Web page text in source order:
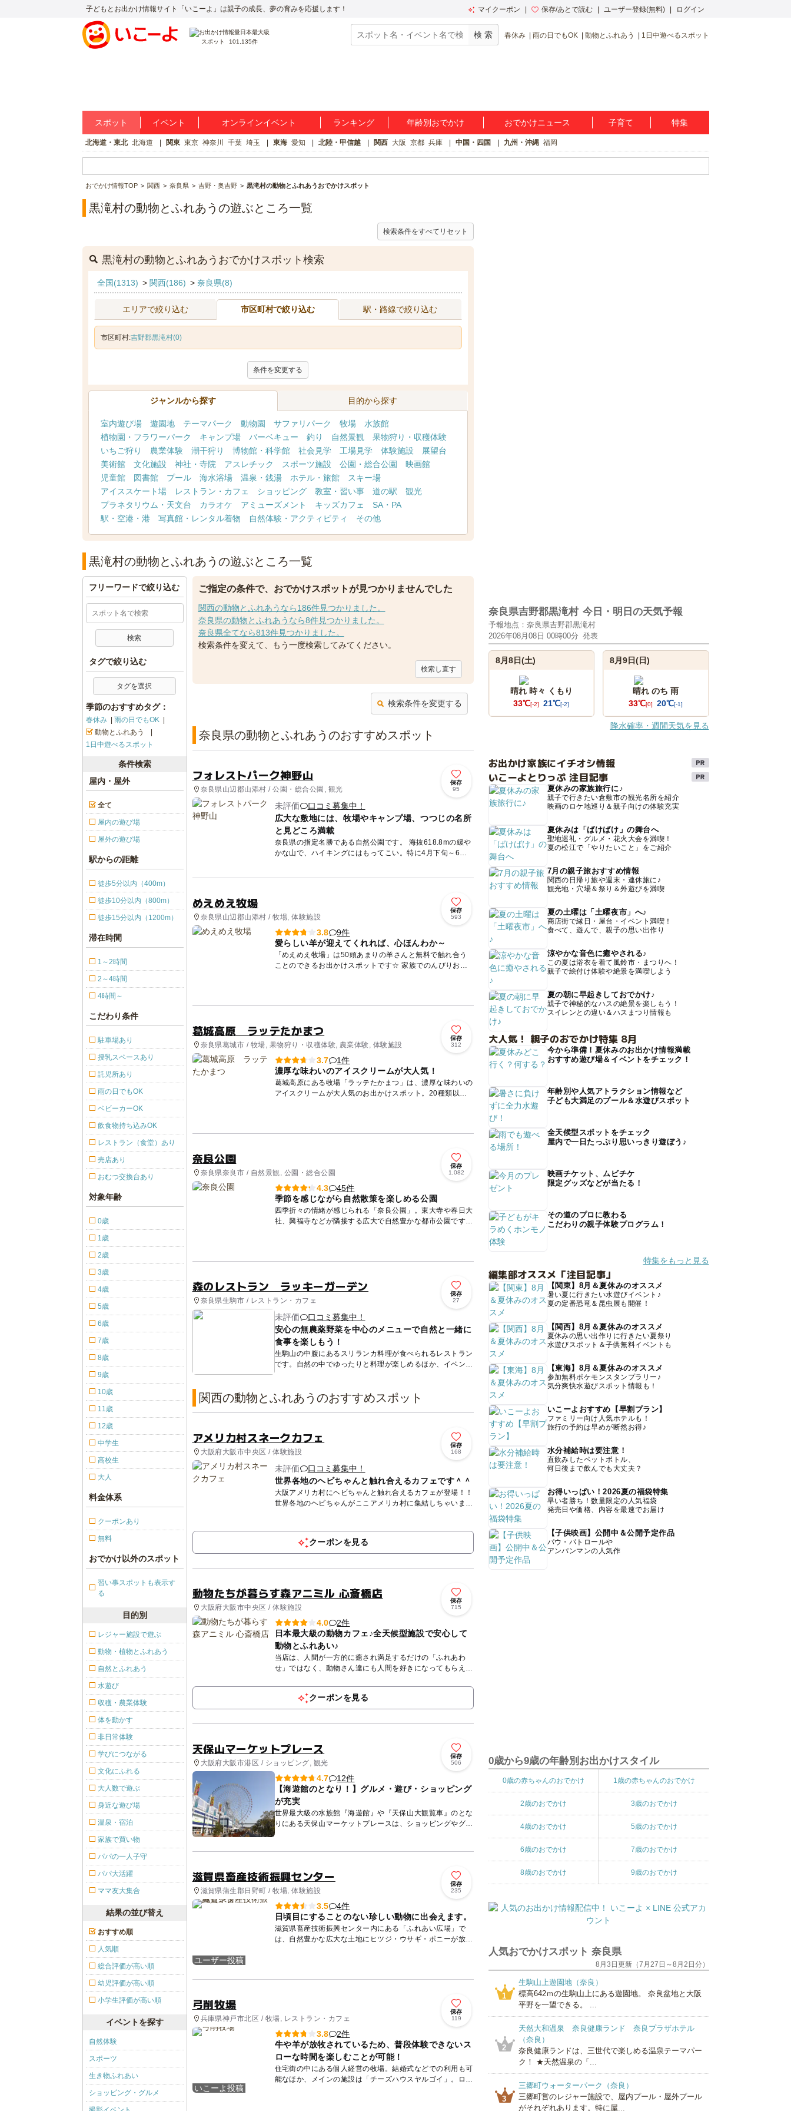
子どもとお出かけ情報サイト「いこーよ」は親子の成長、夢の育みを応援します！ マイクーポン 保存/あとで読む ユーザー登録(無料) ログイン
スポット 101,135件
春休み 雨の日でもOK 動物とふれあう 1日中遊べるスポット
スポット イベント オンラインイベント ランキング 年齢別おでかけ おでかけニュース 子育て 特集
北海道・東北 北海道 関東 東京 神奈川 千葉 埼玉 東海 愛知 北陸・甲信越 関西 大阪 京都 兵庫 中国・四国 九州・沖縄 福岡
おでかけ情報TOP 関西 奈良県 吉野・奥吉野 黒滝村の動物とふれあうおでかけスポット
黒滝村の動物とふれあうの遊ぶところ一覧
検索条件をすべてリセット
黒滝村の動物とふれあうおでかけスポット検索
全国(1313) > 関西(186) > 奈良県(8)
エリアで絞り込む 市区町村で絞り込む 駅・路線で絞り込む
市区町村:吉野郡黒滝村(0)
条件を変更する
ジャンルから探す 目的から探す
室内遊び場 遊園地 テーマパーク 動物園 サファリパーク 牧場
水族館
植物園・フラワーパーク
キャンプ場 バーベキュー 釣り 自然景観
果物狩り・収穫体験
いちご狩り
農業体験 潮干狩り 博物館・科学館 社会見学 工場見学 体験施設
展望台
美術館
文化施設 神社・寺院 アスレチック スポーツ施設 公園・総合公園
映画館
児童館
図書館 プール 海水浴場 温泉・銭湯 ホテル・旅館
スキー場
アイススケート場
レストラン・カフェ ショッピング 教室・習い事 道の駅
観光
プラネタリウム・天文台
カラオケ アミューズメント キッズカフェ
SA・PA
駅・空港・港
写真館・レンタル着物 自然体験・アクティビティ その他
黒滝村の動物とふれあうの遊ぶところ一覧
ご指定の条件で、おでかけスポットが見つかりませんでした
関西の動物とふれあうなら186件見つかりました。
奈良県の動物とふれあうなら8件見つかりました。
奈良県全てなら813件見つかりました。
検索条件を変えて、もう一度検索してみてください。
検索し直す
検索条件を変更する
奈良県の動物とふれあうのおすすめスポット
フォレストパーク神野山
奈良県山辺郡山添村 / 公園・総合公園, 観光
保存
95
未評価
口コミ募集中！
広大な敷地には、牧場やキャンプ場、つつじの名所
と見どころ満載
奈良県の指定名勝である自然公園です。 海抜618.8mの緩や
かな山で、ハイキングにはもってこい。特に4月下旬～6月
めえめえ牧場
奈良県山辺郡山添村 / 牧場, 体験施設
保存
593
3.8
9件
愛らしい羊が迎えてくれれば、心ほんわか～
「めえめえ牧場」は50頭あまりの羊さんと無料で触れ合う
ことのできるお出かけスポットです☆ 家族でのんびりお散
葛城高原 ラッテたかまつ
奈良県葛城市 / 牧場, 果物狩り・収穫体験, 農業体験, 体験施設
保存
312
3.7
1件
濃厚な味わいのアイスクリームが大人気！
葛城高原にある牧場「ラッテたかまつ」は、濃厚な味わいの
アイスクリームが大人気のお出かけスポット。20種類以上
奈良公園
奈良県奈良市 / 自然景観, 公園・総合公園
保存
1,082
4.3
45件
季節を感じながら自然散策を楽しめる公園
四季折々の情緒が感じられる「奈良公園」。東大寺や春日大
社、興福寺などが隣接する広大で自然豊かな都市公園です。
森のレストラン ラッキーガーデン
奈良県生駒市 / レストラン・カフェ
保存
27
未評価
口コミ募集中！
安心の無農薬野菜を中心のメニューで自然と一緒に
食事を楽しもう！
生駒山の中腹にあるスリランカ料理が食べられるレストラン
です。自然の中でゆったりと料理が楽しめるほか、イベント
やライブなどを楽しみながらの食事タイムも。店内は、「桜
関西の動物とふれあうのおすすめスポット
アメリカ村スネークカフェ
大阪府大阪市中央区 / 体験施設
保存
168
未評価
口コミ募集中！
世界各地のヘビちゃんと触れ合えるカフェです＾＾
大阪アメリカ村にヘビちゃんと触れ合えるカフェが登場！！
世界各地のヘビちゃんがここアメリカ村に集結しちゃいまし
クーポンを見る
動物たちが暮らす森アニミル 心斎橋店
大阪府大阪市中央区 / 体験施設
保存
715
4.0
2件
日本最大級の動物カフェ♪全天候型施設で安心して
動物とふれあい♪
当店は、人間が一方的に癒され満足するだけの「ふれあわ
せ」ではなく、動物さん達にも人間を好きになってもらえる
きっと感じ...
クーポンを見る
天保山マーケットプレース
大阪府大阪市港区 / ショッピング, 観光
保存
506
4.7
12件
【海遊館のとなり！】グルメ・遊び・ショッピング
が充実
世界最大級の水族館『海遊館』や『天保山大観覧車』のとな
りにある天保山マーケットプレースは、ショッピングやグル
メはもちろん、『レゴランド・ディスカバリー・センター大
滋賀県畜産技術振興センター
滋賀県蒲生郡日野町 / 牧場, 体験施設
保存
235
ユーザー投稿
3.5
4件
日頃目にすることのない珍しい動物に出会えます。
滋賀県畜産技術振興センター内にある「ふれあい広場」で
は、自然豊かな広大な土地にヒツジ・ウサギ・ポニーが放し
弓削牧場
兵庫県神戸市北区 / 牧場, レストラン・カフェ
保存
119
いこーよ投稿
3.8
2件
牛や羊が放牧されているため、普段体験できないス
ローな時間を楽しむことが可能！
住宅街の中にある個人経営の牧場。結婚式などでの利用も可
能なほか、メインの施設は「チーズハウスヤルゴイ」。ログ
フリーワードで絞り込む
タグで絞り込む
タグを選択
季節のおすすめタグ：
春休み
雨の日でもOK
動物とふれあう
1日中遊べるスポット
条件検索
屋内・屋外
全て
屋内の遊び場
屋外の遊び場
駅からの距離
徒歩5分以内（400m）
徒歩10分以内（800m）
徒歩15分以内（1200m）
滞在時間
1～2時間
2～4時間
4時間～
こだわり条件
駐車場あり
授乳スペースあり
託児所あり
雨の日でもOK
ベビーカーOK
飲食物持ち込みOK
レストラン（食堂）あり
売店あり
おむつ交換台あり
対象年齢
0歳
1歳
2歳
3歳
4歳
5歳
6歳
7歳
8歳
9歳
10歳
11歳
12歳
中学生
高校生
大人
料金体系
クーポンあり
無料
おでかけ以外のスポット
習い事スポットも表示す
る
目的別
レジャー施設で遊ぶ
動物・植物とふれあう
自然とふれあう
水遊び
収穫・農業体験
体を動かす
非日常体験
学びにつながる
文化にふれる
大人数で遊ぶ
身近な遊び場
温泉・宿泊
家族で買い物
パパの一人子守
パパ大活躍
ママ友大集合
結果の並び替え
おすすめ順
人気順
総合評価が高い順
幼児評価が高い順
小学生評価が高い順
イベントを探す
自然体験
スポーツ
生き物ふれあい
ショッピング・グルメ
奈良県吉野郡黒滝村 今日・明日の天気予報
予報地点：奈良県吉野郡黒滝村
2026年08月08日 00時00分 発表
8月8日(土)
晴れ 時々 くもり
33℃[-2] 21℃[-2]
8月9日(日)
晴れ のち 雨
33℃[0] 20℃[-1]
降水確率・週間天気を見る
お出かけ家族にイチオシ情報
いこーよとりっぷ 注目記事
夏休みの家族旅行に♪
親子で行きたい倉敷市の観光名所を紹介
映画のロケ地巡り＆親子向けの体験充実
夏休みは「ばけばけ」の舞台へ
聖地巡礼・グルメ・花火大会を満喫！
夏の松江で「やりたいこと」をご紹介
7月の親子旅おすすめ情報
関西の日帰り旅や週末・連休旅に♪
観光地・穴場＆祭り＆外遊びを満喫
夏の土曜は「土曜夜市」へ♪
商店街で縁日・屋台・イベント満喫！
食べて、遊んで、親子の思い出作り
涼やかな音色に癒やされる♪
この夏は浴衣を着て風鈴市・まつりへ！
親子で絵付け体験や絶景を満喫しよう
夏の朝に早起きしておでかけ♪
親子で神秘的なハスの絶景を楽しもう！
スイレンとの違い＆ハスまつり情報も
大人気！ 親子のおでかけ特集 8月
今から準備！夏休みのお出かけ情報満載
おすすめ遊び場＆イベントをチェック！
年齢別や人気アトラクション情報など
子ども大満足のプール＆水遊びスポット
全天候型スポットをチェック
屋内で一日たっぷり思いっきり遊ぼう♪
映画チケット、ムビチケ
限定グッズなどが当たる！
その道のプロに教わる
こだわりの親子体験プログラム！
特集をもっと見る
編集部オススメ「注目記事」
【関東】8月＆夏休みのオススメ
暑い夏に行きたい水遊びイベント♪
夏の定番恐竜＆昆虫展も開催！
【関西】8月＆夏休みのオススメ
夏休みの思い出作りに行きたい夏祭り
水遊びスポット＆子供無料イベントも
【東海】8月＆夏休みのオススメ
参加無料ポケモンスタンプラリー♪
気分爽快水遊びスポット情報も！
いこーよおすすめ【早割プラン】
ファミリー向け人気ホテルも！
旅行の予約は早めが断然お得♪
水分補給時は要注意！
直飲みしたペットボトル、
何日後まで飲んでも大丈夫？
お得いっぱい！2026夏の福袋特集
早い者勝ち！数量限定の人気福袋
発売日や価格、内容を最速でお届け
【子供映画】公開中＆公開予定作品
パウ・パトロールや
アンパンマンの人気作
0歳から9歳の年齢別お出かけスタイル
0歳の赤ちゃんのおでかけ 1歳の赤ちゃんのおでかけ
2歳のおでかけ 3歳のおでかけ
4歳のおでかけ 5歳のおでかけ
6歳のおでかけ 7歳のおでかけ
8歳のおでかけ 9歳のおでかけ
人気おでかけスポット 奈良県
8月3日更新（7月27日～8月2日分）
1
生駒山上遊園地（奈良）
標高642ｍの生駒山上にある遊園地。 奈良盆地と大阪
平野を一望できる。 ...
2
天然大和温泉 奈良健康ランド 奈良プラザホテル
（奈良）
奈良健康ランドは、三世代で楽しめる温泉テーマパー
ク！ ★天然温泉の「...
3
三郷町ウォーターパーク（奈良）
三郷町営のレジャー施設で、屋内プール・屋外プール
がそれぞれあります。特に屋...